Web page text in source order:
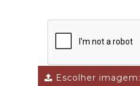
Escolher imagem: